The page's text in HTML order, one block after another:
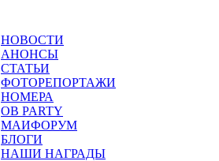
НОВОСТИ
АНОНСЫ
СТАТЬИ
ФОТОРЕПОРТАЖИ
НОМЕРА
ОВ PARTY
МАИФОРУМ
БЛОГИ
НАШИ НАГРАДЫ